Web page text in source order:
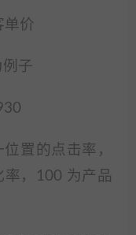
单价
子
置的点击率，
率，100 为产品